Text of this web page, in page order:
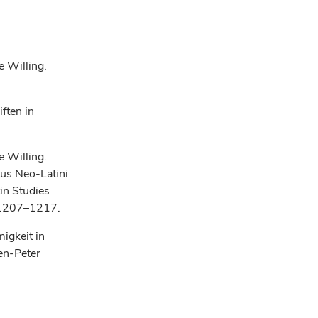
Willing.
in
Willing.
Neo-Latini
Studies
in
Peter